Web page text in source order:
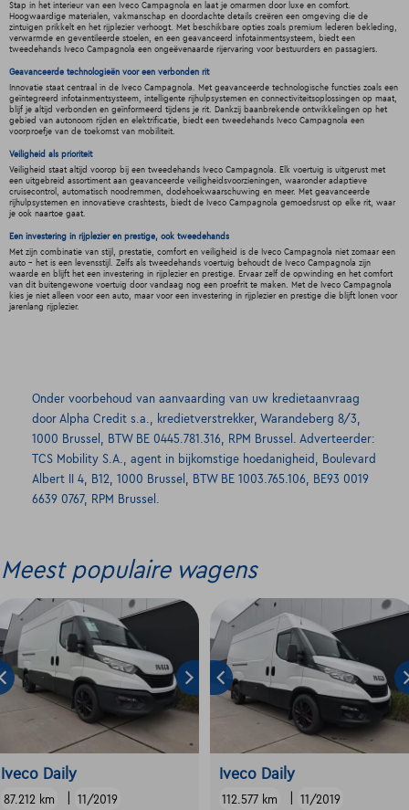
Stap in het interieur van een Iveco Campagnola en laat je omarmen door luxe en comfort.
Hoogwaardige materialen, vakmanschap en doordachte details creëren een omgeving die de
zintuigen prikkelt en het rijplezier verhoogt. Met beschikbare opties zoals premium lederen bekleding,
verwarmde en geventileerde stoelen, en een geavanceerd infotainmentsysteem, biedt een
tweedehands Iveco Campagnola een ongeëvenaarde rijervaring voor bestuurders en passagiers.
Geavanceerde technologieën voor een verbonden rit
Innovatie staat centraal in de Iveco Campagnola. Met geavanceerde technologische functies zoals een
geïntegreerd infotainmentsysteem, intelligente rijhulpsystemen en connectiviteitsoplossingen op maat,
blijf je altijd verbonden en geïnformeerd tijdens je rit. Dankzij baanbrekende ontwikkelingen op het
gebied van autonoom rijden en elektrificatie, biedt een tweedehands Iveco Campagnola een
voorproefje van de toekomst van mobiliteit.
Veiligheid als prioriteit
Veiligheid staat altijd voorop bij een tweedehands Iveco Campagnola. Elk voertuig is uitgerust met
een uitgebreid assortiment aan geavanceerde veiligheidsvoorzieningen, waaronder adaptieve
cruisecontrol, automatisch noodremmen, dodehoekwaarschuwing en meer. Met geavanceerde
rijhulpsystemen en innovatieve crashtests, biedt de Iveco Campagnola gemoedsrust op elke rit, waar
je ook naartoe gaat.
Een investering in rijplezier en prestige, ook tweedehands
Met zijn combinatie van stijl, prestatie, comfort en veiligheid is de Iveco Campagnola niet zomaar een
auto - het is een levensstijl. Zelfs als tweedehands voertuig behoudt de Iveco Campagnola zijn
waarde en blijft het een investering in rijplezier en prestige. Ervaar zelf de opwinding en het comfort
van dit buitengewone voertuig door vandaag nog een proefrit te maken. Met de Iveco Campagnola
kies je niet alleen voor een auto, maar voor een investering in rijplezier en prestige die blijft lonen voor
jarenlang rijplezier.
Onder voorbehoud van aanvaarding van uw kredietaanvraag
door Alpha Credit s.a., kredietverstrekker, Warandeberg 8/3,
1000 Brussel, BTW BE 0445.781.316, RPM Brussel. Adverteerder:
TCS Mobility S.A., agent in bijkomstige hoedanigheid, Boulevard
Albert II 4, B12, 1000 Brussel, BTW BE 1003.765.106, BE93 0019
6639 0767, RPM Brussel.
Meest populaire wagens
Iveco Daily
87.212 km 11/2019
Iveco Daily
112.577 km 11/2019